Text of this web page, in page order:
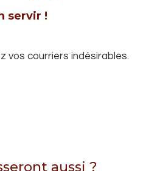
servir !
vos courriers indésirables.
aussi ?